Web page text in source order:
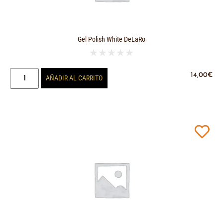
Gel Polish White DeLaRo
★ ★ ★ ★ ★
14,00€
AÑADIR AL CARRITO